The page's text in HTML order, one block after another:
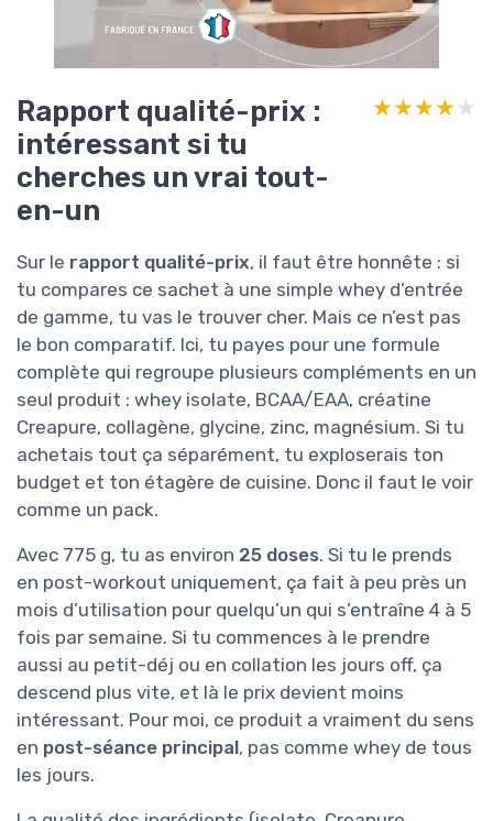
Rapport qualité-prix :
intéressant si tu
cherches un vrai tout-
en-un
★★★★★
★★★★★
Sur le rapport qualité-prix, il faut être honnête : si
tu compares ce sachet à une simple whey d’entrée
de gamme, tu vas le trouver cher. Mais ce n’est pas
le bon comparatif. Ici, tu payes pour une formule
complète qui regroupe plusieurs compléments en un
seul produit : whey isolate, BCAA/EAA, créatine
Creapure, collagène, glycine, zinc, magnésium. Si tu
achetais tout ça séparément, tu exploserais ton
budget et ton étagère de cuisine. Donc il faut le voir
comme un pack.
Avec 775 g, tu as environ 25 doses. Si tu le prends
en post-workout uniquement, ça fait à peu près un
mois d’utilisation pour quelqu’un qui s’entraîne 4 à 5
fois par semaine. Si tu commences à le prendre
aussi au petit-déj ou en collation les jours off, ça
descend plus vite, et là le prix devient moins
intéressant. Pour moi, ce produit a vraiment du sens
en post-séance principal, pas comme whey de tous
les jours.